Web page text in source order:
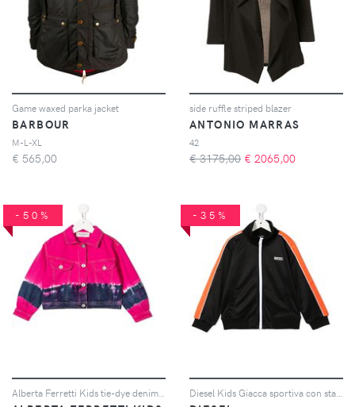
Game waxed parka jacket
BARBOUR
M-L-XL
€ 565,00
side ruffle striped blazer
ANTONIO MARRAS
42
€ 3175,00 € 2065,00
-50% -35%